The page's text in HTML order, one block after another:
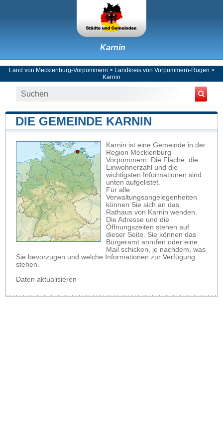
Karnin
Land von Mecklenburg-Vorpommern > Landkreis von Vorpommern-Rügen >
Karnin
DIE GEMEINDE KARNIN
Karnin ist eine Gemeinde in der
Region Mecklenburg-
Vorpommern. Die Fläche, die
Einwohnerzahl und die
wichtigsten Informationen sind
unten aufgelistet.
Für alle
Verwaltungsangelegenheiten
können Sie sich an das
Rathaus von Karnin wenden.
Die Adresse und die
Öffnungszeiten stehen auf
dieser Seite. Sie können das
Bürgeramt anrufen oder eine
Mail schicken, je nachdem, was
Sie bevorzugen und welche Informationen zur Verfügung
stehen.
Daten aktualisieren